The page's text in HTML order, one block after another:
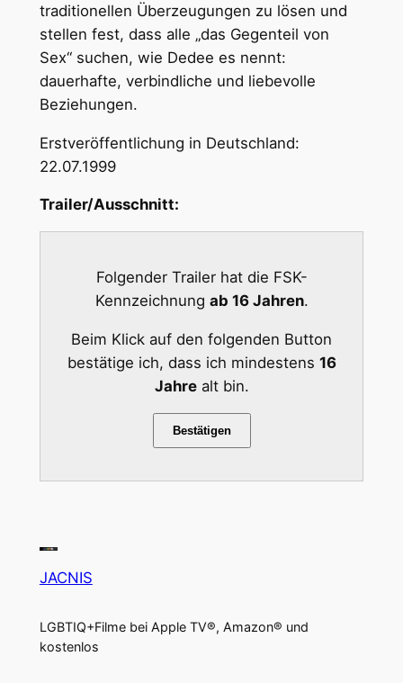
traditionellen Überzeugungen zu lösen und
stellen fest, dass alle „das Gegenteil von
Sex“ suchen, wie Dedee es nennt:
dauerhafte, verbindliche und liebevolle
Beziehungen.
Erstveröffentlichung in Deutschland:
22.07.1999
Trailer/Ausschnitt:
Folgender Trailer hat die FSK-
Kennzeichnung ab 16 Jahren.
Beim Klick auf den folgenden Button
bestätige ich, dass ich mindestens 16
Jahrealt bin.
Bestätigen
JACNIS
LGBTIQ+Filme bei Apple TV®, Amazon® und
kostenlos